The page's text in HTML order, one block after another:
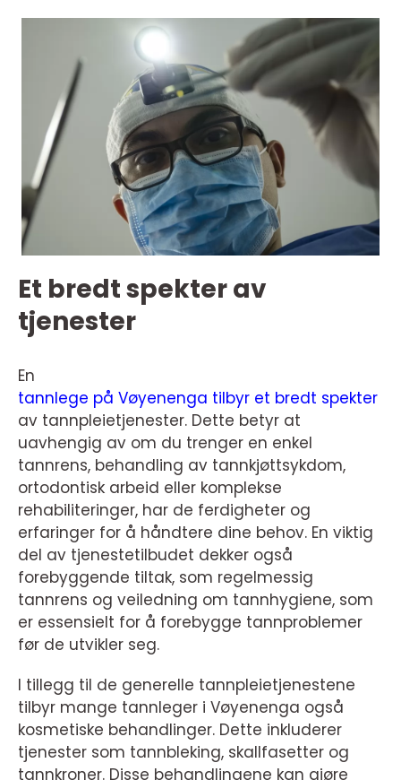
Et bredt spekter av
tjenester
En
tannlege på Vøyenenga tilbyr et bredt spekter
av tannpleietjenester. Dette betyr at
uavhengig av om du trenger en enkel
tannrens, behandling av tannkjøttsykdom,
ortodontisk arbeid eller komplekse
rehabiliteringer, har de ferdigheter og
erfaringer for å håndtere dine behov. En viktig
del av tjenestetilbudet dekker også
forebyggende tiltak, som regelmessig
tannrens og veiledning om tannhygiene, som
er essensielt for å forebygge tannproblemer
før de utvikler seg.
I tillegg til de generelle tannpleietjenestene
tilbyr mange tannleger i Vøyenenga også
kosmetiske behandlinger. Dette inkluderer
tjenester som tannbleking, skallfasetter og
tannkroner. Disse behandlingene kan gjøre